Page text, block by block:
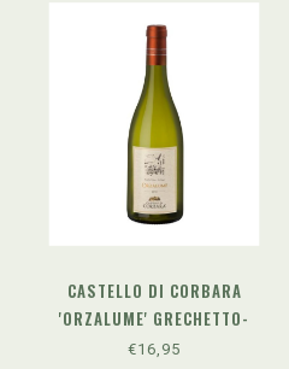
CASTELLO DI CORBARA
'ORZALUME' GRECHETTO-
SAUVIGNON (2024)
€16,95